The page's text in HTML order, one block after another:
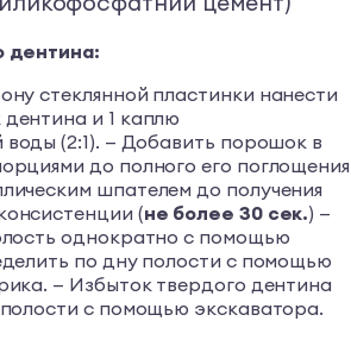
дентина:
стеклянной пластинки нанести
и 1 каплю
(2:1). — Добавить порошок в
до полного его поглощения
шпателем до получения
(не более 30 сек.) —
однократно с помощью
по дну полости с помощью
— Избыток твердого дентина
с помощью экскаватора.